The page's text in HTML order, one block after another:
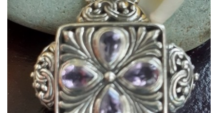
Dans mon panier
APERÇU RAPIDE